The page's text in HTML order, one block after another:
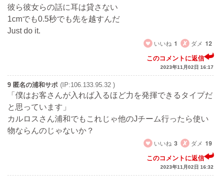
彼ら彼女らの話に耳は貸さない
1cmでも0.5秒でも先を越すんだ
Just do it.
いいね 1 ダメ 12
このコメントに返信
2023年11月02日 16:17
9 匿名の浦和サポ (IP:106.133.95.32 )
「僕はお客さんが入れば入るほど力を発揮できるタイプだ
と思っています」
カルロスさん浦和でもこれじゃ他のJチーム行ったら使い
物ならんのじゃないか？
いいね 3 ダメ 19
このコメントに返信
2023年11月02日 16:32